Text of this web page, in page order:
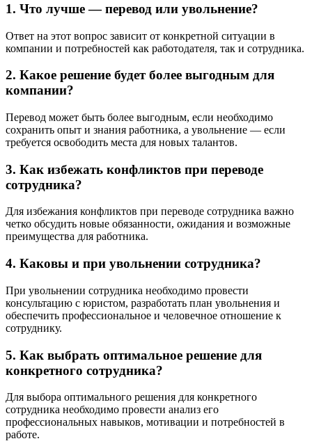
1. Что лучше — перевод или увольнение?
Ответ на этот вопрос зависит от конкретной ситуации в
компании и потребностей как работодателя, так и сотрудника.
2. Какое решение будет более выгодным для
компании?
Перевод может быть более выгодным, если необходимо
сохранить опыт и знания работника, а увольнение — если
требуется освободить места для новых талантов.
3. Как избежать конфликтов при переводе
сотрудника?
Для избежания конфликтов при переводе сотрудника важно
четко обсудить новые обязанности, ожидания и возможные
преимущества для работника.
4. Каковы и при увольнении сотрудника?
При увольнении сотрудника необходимо провести
консультацию с юристом, разработать план увольнения и
обеспечить профессиональное и человечное отношение к
сотруднику.
5. Как выбрать оптимальное решение для
конкретного сотрудника?
Для выбора оптимального решения для конкретного
сотрудника необходимо провести анализ его
профессиональных навыков, мотивации и потребностей в
работе.